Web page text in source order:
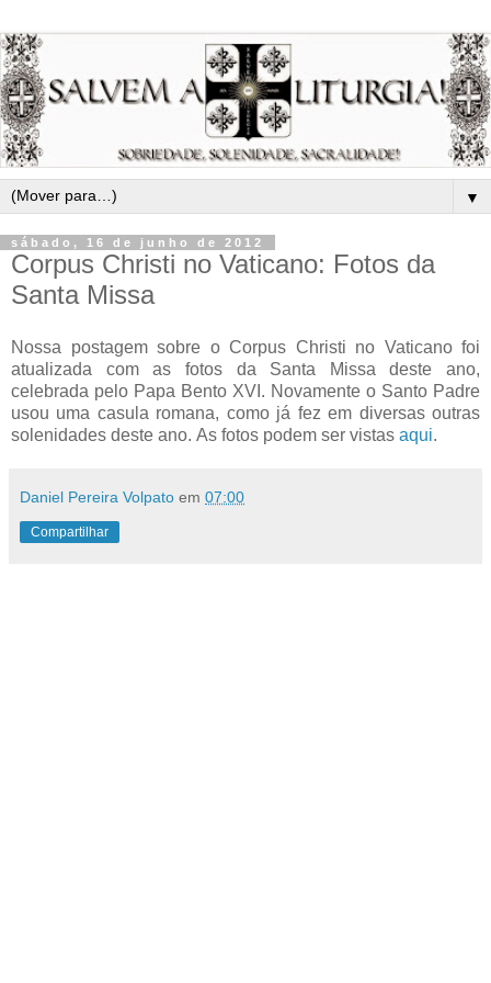
▼
sábado, 16 de junho de 2012
Corpus Christi no Vaticano: Fotos da
Santa Missa
Nossa postagem sobre o Corpus Christi no Vaticano foi
atualizada com as fotos da Santa Missa deste ano,
celebrada pelo Papa Bento XVI. Novamente o Santo Padre
usou uma casula romana, como já fez em diversas outras
solenidades deste ano. As fotos podem ser vistas aqui.
Daniel Pereira Volpato em 07:00
Compartilhar